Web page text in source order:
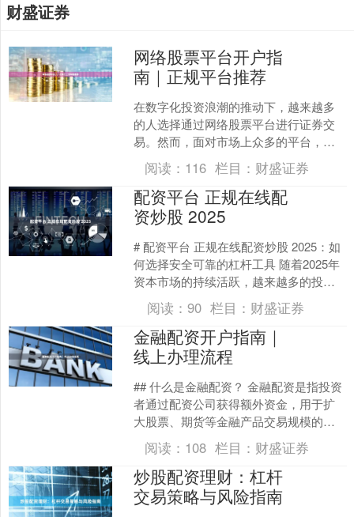
财盛证券
网络股票平台开户指
南｜正规平台推荐
在数字化投资浪潮的推动下，越来越多
的人选择通过网络股票平台进行证券交
易。然而，面对市场上众多的平台，如
何选择正规、安全、合规的券商，并顺
利完成开户，成为许多投资....
阅读： 116 栏目： 财盛证券
配资平台 正规在线配
资炒股 2025
# 配资平台 正规在线配资炒股 2025：如
何选择安全可靠的杠杆工具 随着2025年
资本市场的持续活跃，越来越多的投资
者开始关注配资炒股这一工具。然而，
面对市场....
阅读： 90 栏目： 财盛证券
金融配资开户指南｜
线上办理流程
## 什么是金融配资？ 金融配资是指投资
者通过配资公司获得额外资金，用于扩
大股票、期货等金融产品交易规模的一
种金融服务。简单来说，就是“借鸡生蛋”
——用少量自有....
阅读： 108 栏目： 财盛证券
炒股配资理财：杠杆
交易策略与风险指南